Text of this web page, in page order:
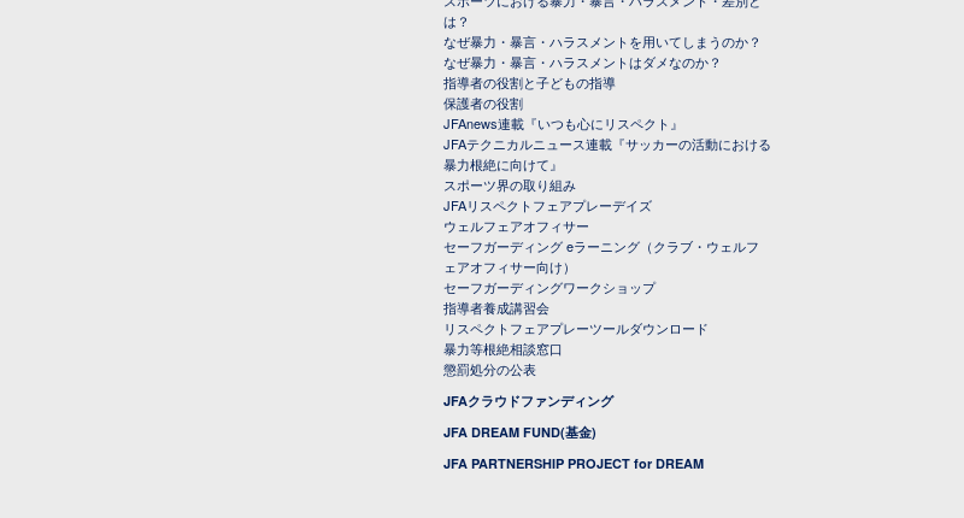
は？
なぜ暴力・暴言・ハラスメントを用いてしまうのか？
なぜ暴力・暴言・ハラスメントはダメなのか？
指導者の役割と子どもの指導
保護者の役割
JFAnews連載『いつも心にリスペクト』
JFAテクニカルニュース連載『サッカーの活動における
暴力根絶に向けて』
スポーツ界の取り組み
JFAリスペクトフェアプレーデイズ
ウェルフェアオフィサー
セーフガーディング eラーニング（クラブ・ウェルフ
ェアオフィサー向け）
セーフガーディングワークショップ
指導者養成講習会
リスペクトフェアプレーツールダウンロード
暴力等根絶相談窓口
懲罰処分の公表
JFAクラウドファンディング
JFA DREAM FUND(基金)
JFA PARTNERSHIP PROJECT for DREAM